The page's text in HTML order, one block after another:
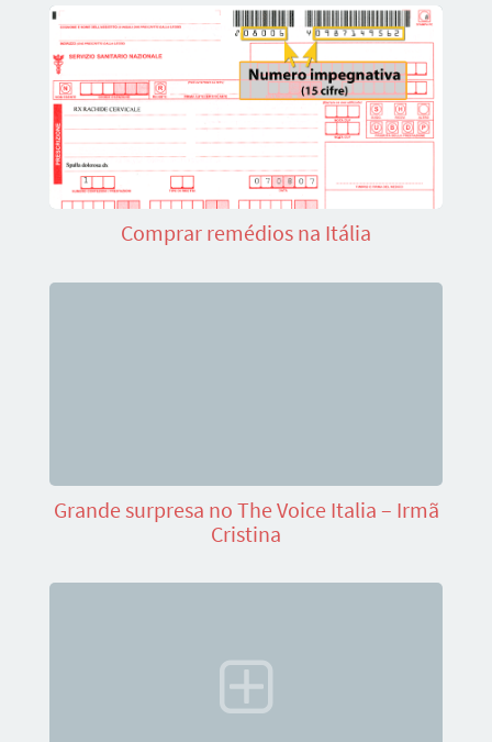
Comprar remédios na Itália
Grande surpresa no The Voice Italia – Irmã
Cristina